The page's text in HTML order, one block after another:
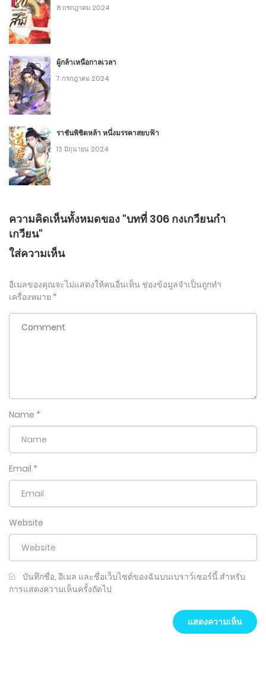
8 กรกฎาคม 2024
ผู้กล้าเหนือกาลเวลา
7 กรกฎาคม 2024
ราชันพิชิตหล้า หนึ่งมรรคาสยบฟ้า
13 มิถุนายน 2024
ความคิดเห็นทั้งหมดของ "บทที่ 306 กงเกวียนกำ
เกวียน"
ใส่ความเห็น
อีเมลของคุณจะไม่แสดงให้คนอื่นเห็น ช่องข้อมูลจำเป็นถูกทำ
เครื่องหมาย *
Name *
Email *
Website
บันทึกชื่อ, อีเมล และชื่อเว็บไซต์ของฉันบนเบราว์เซอร์นี้ สำหรับ
การแสดงความเห็นครั้งถัดไป